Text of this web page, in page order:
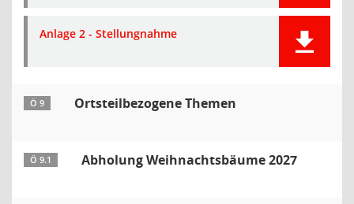
Anlage 2 - Stellungnahme
Ö 9 Ortsteilbezogene Themen
Ö 9.1 Abholung Weihnachtsbäume 2027